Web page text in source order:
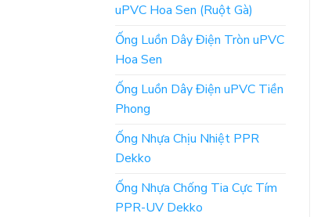
uPVC Hoa Sen (Ruột Gà)
Ống Luồn Dây Điện Tròn uPVC
Hoa Sen
Ống Luồn Dây Điện uPVC Tiền
Phong
Ống Nhựa Chịu Nhiệt PPR
Dekko
Ống Nhựa Chống Tia Cực Tím
PPR-UV Dekko